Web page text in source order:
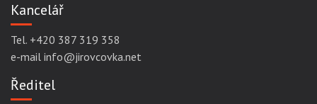
Kancelář
Tel. +420 387 319 358
e-mail info@jirovcovka.net
Ředitel